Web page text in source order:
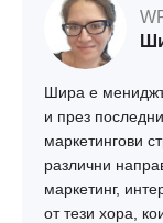
Шира е
и през
маркетингови
различни
маркетинг,
от тези хора,